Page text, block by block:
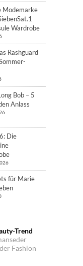
Modemarke
Wardrobe
Rashguard
Bob – 5
Anlass
Die
für Marie
Trend
Fashion